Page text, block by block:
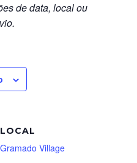
de data, local ou
LOCAL
Gramado Village